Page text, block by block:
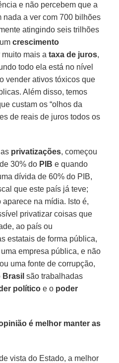
e não percebem que a
nada a ver com 700 bilhões
atingindo seis trilhões
umcrescimento
muito mais ataxa de juros,
todo ela está no nível
vender ativos tóxicos que
Além disso, temos
custam os “olhos da
de reais de juros todos os
privatizações, começou
30% do PIB e quando
dívida de 60% do PIB,
que este país já teve;
na mídia. Isto é,
privatizar coisas que
ao país ou
estatais de forma pública,
empresa pública, e não
uma fonte de corrupção,
são trabalhadas
político e o poder
é melhor manter as
vista do Estado, a melhor